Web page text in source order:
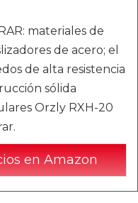
materiales de
de acero; el
de alta resistencia
sólida
Orzly RXH-20
en Amazon